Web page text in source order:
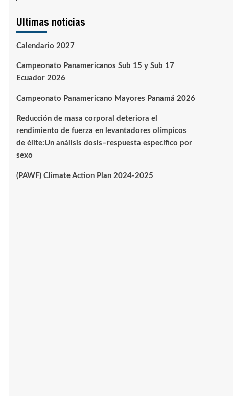
Ultimas noticias
Calendario 2027
Campeonato Panamericanos Sub 15 y Sub 17
Ecuador 2026
Campeonato Panamericano Mayores Panamá 2026
Reducción de masa corporal deteriora el
rendimiento de fuerza en levantadores olímpicos
de élite:Un análisis dosis–respuesta específico por
sexo
(PAWF) Climate Action Plan 2024-2025